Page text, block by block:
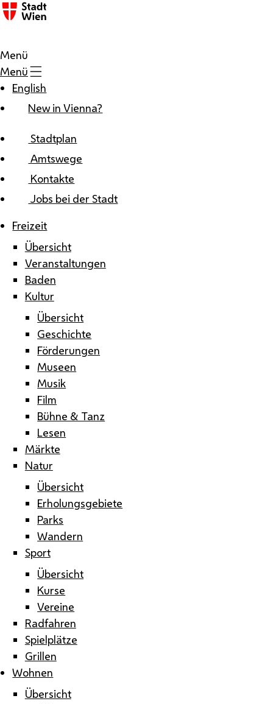
Zum Inhalt
Menü
Menü
English
New in Vienna?
Stadtplan
Amtswege
Kontakte
Jobs bei der Stadt
Freizeit
Übersicht
Veranstaltungen
Baden
Kultur
Übersicht
Geschichte
Förderungen
Museen
Musik
Film
Bühne & Tanz
Lesen
Märkte
Natur
Übersicht
Erholungsgebiete
Parks
Wandern
Sport
Übersicht
Kurse
Vereine
Radfahren
Spielplätze
Grillen
Wohnen
Übersicht